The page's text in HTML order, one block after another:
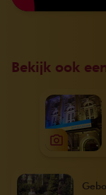
Bekijk ook